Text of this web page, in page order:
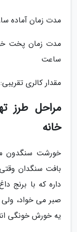
مدت زمان آماده سازی
ساعت
مقدار کالری تقریبی: 220 کیلوکالری در هر 100 گرم
مراحل طرز
خانه
خورشت سنگدون
بافت سنگدان
داره که با
صبر می خواد، ولی
یه خورش خونگی